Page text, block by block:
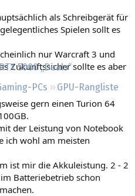
5000 „Deals“
PCs
GPU-Rangliste
als Schreibgerät für
Spielen sollt es
nur Warcraft 3 und
Zukunftssicher sollte es aber
gern einen Turion 64
der Leistung von Notebook
ich wohl am meisten
ist mir die Akkuleistung. 2 - 2
Batteriebetrieb schon